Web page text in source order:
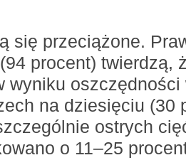
się przeciążone.
procent) twierdzą,
wyniku
na dziesięciu (30
ostrych
o 11–25